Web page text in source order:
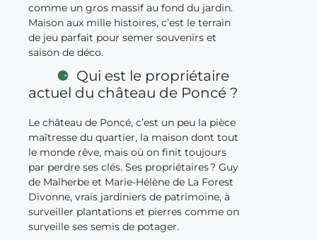
comme un gros massif au fond du jardin.
Maison aux mille histoires, c’est le terrain
de jeu parfait pour semer souvenirs et
saison de déco.
Qui est le propriétaire
actuel du château de Poncé ?
Le château de Poncé, c’est un peu la pièce
maîtresse du quartier, la maison dont tout
le monde rêve, mais où on finit toujours
par perdre ses clés. Ses propriétaires ? Guy
de Malherbe et Marie-Hélène de La Forest
Divonne, vrais jardiniers de patrimoine, à
surveiller plantations et pierres comme on
surveille ses semis de potager.